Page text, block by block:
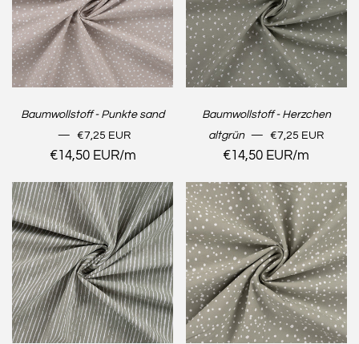
Baumwollstoff - Punkte sand
—
NORMALER PREIS
€7,25 EUR
Stückpreis
€14,50 EUR/pro
m
Baumwollstoff - Herzchen
altgrün — NORMALER
€7,25 EUR
Stückpreis
€14,50 EUR/pro
m